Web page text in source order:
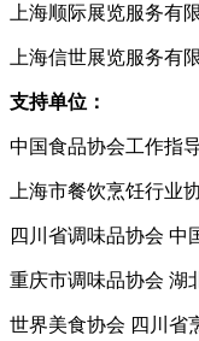
上海顺际展览服务有
上海信世展览服务有
支持单位：
中国食品协会工作指
上海市餐饮烹饪行业
四川省调味品协会 中
重庆市调味品协会 湖
世界美食协会 四川省